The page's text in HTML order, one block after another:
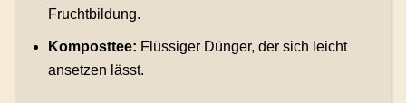
Fruchtbildung.
Komposttee: Flüssiger Dünger, der sich leicht
ansetzen lässt.